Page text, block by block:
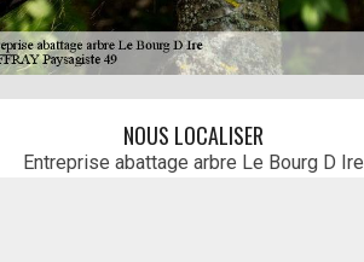
NOUS LOCALISER
Entreprise abattage arbre Le Bourg D Ire